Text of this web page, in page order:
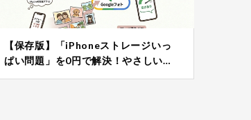
【保存版】「iPhoneストレージいっ
ぱい問題」を0円で解決！やさしい…